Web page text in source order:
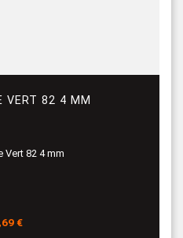
VERT 82 4 MM
Vert 82 4 mm
€